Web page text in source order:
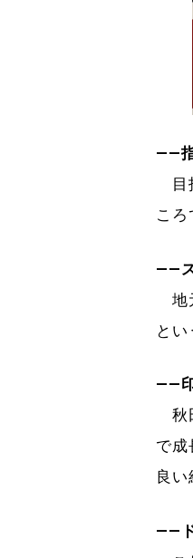
――
目
ころ
――
地
と
――
秋
で
良い
――